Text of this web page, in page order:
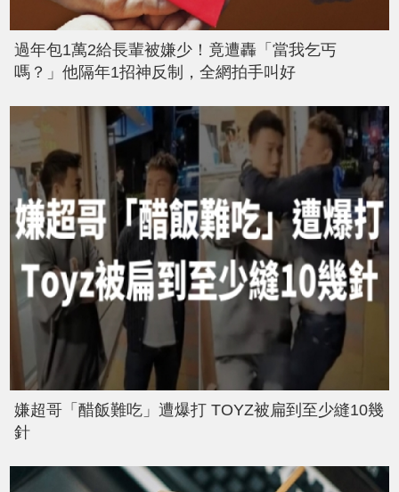
過年包1萬2給長輩被嫌少！竟遭轟「當我乞丐
嗎？」他隔年1招神反制，全網拍手叫好
嫌超哥「醋飯難吃」遭爆打 TOYZ被扁到至少縫10幾
針